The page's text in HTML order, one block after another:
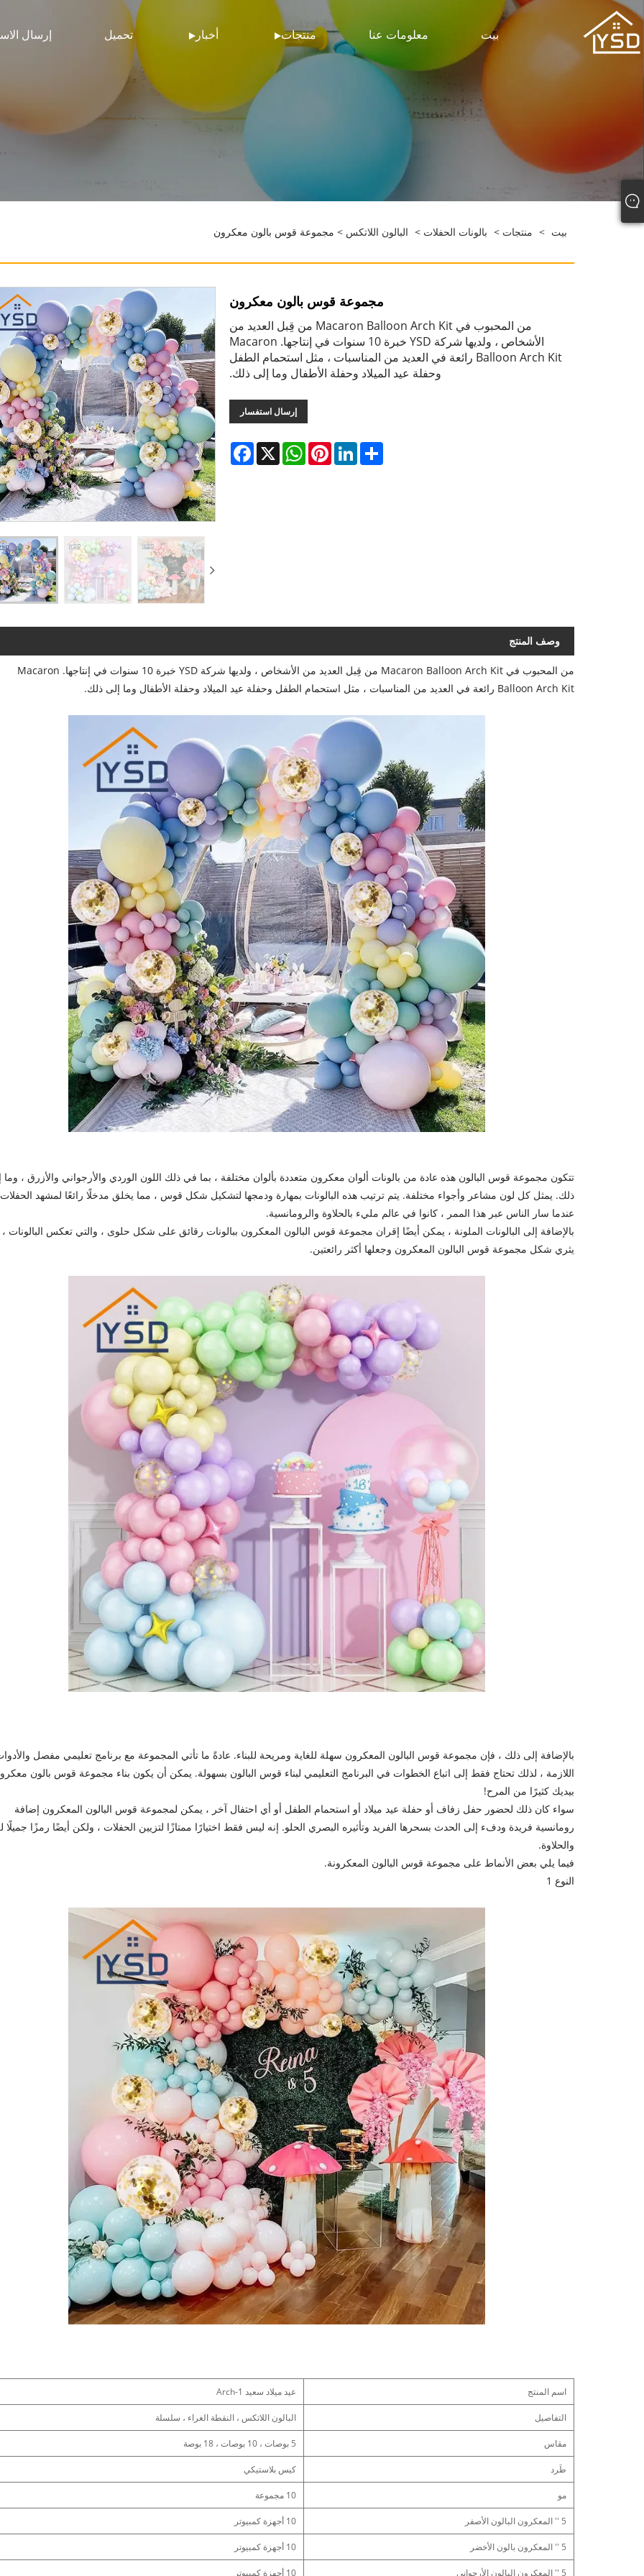
بيت معلومات عنا منتجات أخبار تحميل إرسال
بيت > منتجات > بالونات الحفلات > البالون اللاتكس > مجموعة قوس بالون معكرون
مجموعة قوس بالون معكرون
من المحبوب في Macaron Balloon Arch Kit من قِبل العديد من
الأشخاص ، ولديها شركة YSD خبرة 10 سنوات في إنتاجها. Macaron
Balloon Arch Kit رائعة في العديد من المناسبات ، مثل استحمام الطفل
وحفلة عيد الميلاد وحفلة الأطفال وما إلى ذلك.
إرسال استفسار
Facebook X
WhatsAppPinterestLinkedInShare
وصف المنتج
من المحبوب في Macaron Balloon Arch Kit من قِبل العديد من الأشخاص ، ولديها شركة YSD خبرة 10 سنوات في إنتاجها. Macaron
Balloon Arch Kit رائعة في العديد من المناسبات ، مثل استحمام الطفل وحفلة عيد الميلاد وحفلة الأطفال وما إلى ذلك.
تتكون مجموعة قوس البالون هذه عادة من بالونات ألوان معكرون متعددة بألوان مختلفة ، بما في ذلك اللون الوردي والأرجواني والأزرق ، وما
ذلك. يمثل كل لون مشاعر وأجواء مختلفة. يتم ترتيب هذه البالونات بمهارة ودمجها لتشكيل شكل قوس ، مما يخلق مدخلًا رائعًا لمشهد
عندما سار الناس عبر هذا الممر ، كانوا في عالم مليء بالحلاوة والرومانسية.
بالإضافة إلى البالونات الملونة ، يمكن أيضًا إقران مجموعة قوس البالون المعكرون ببالونات رقائق على شكل حلوى ، والتي تعكس البالونات ،
يثري شكل مجموعة قوس البالون المعكرون وجعلها أكثر رائعتين.
بالإضافة إلى ذلك ، فإن مجموعة قوس البالون المعكرون سهلة للغاية ومريحة للبناء. عادةً ما تأتي المجموعة مع برنامج تعليمي مفصل
اللازمة ، لذلك تحتاج فقط إلى اتباع الخطوات في البرنامج التعليمي لبناء قوس البالون بسهولة. يمكن أن يكون بناء مجموعة قوس بالون
بيديك كثيرًا من المرح!
سواء كان ذلك لحضور حفل زفاف أو حفلة عيد ميلاد أو استحمام الطفل أو أي احتفال آخر ، يمكن لمجموعة قوس البالون المعكرون إضافة
رومانسية فريدة ودفء إلى الحدث بسحرها الفريد وتأثيره البصري الحلو. إنه ليس فقط اختيارًا ممتازًا لتزيين الحفلات ، ولكن أيضًا رمزًا جميلًا
والحلاوة.
فيما يلي بعض الأنماط على مجموعة قوس البالون المعكرونة.
النوع 1
اسم المنتج عيد ميلاد سعيد Arch-1
التفاصيل البالون اللاتكس ، النقطة الغراء ، سلسلة
مقاس 5 بوصات ، 10 بوصات ، 18 بوصة
طَرد كيس بلاستيكي
مو 10 مجموعة
5 '' المعكرون البالون الأصفر 10 أجهزة كمبيوتر
5 '' المعكرون بالون الأخضر 10 أجهزة كمبيوتر
5 '' المعكرون البالون الأرجواني 10 أجهزة كمبيوتر